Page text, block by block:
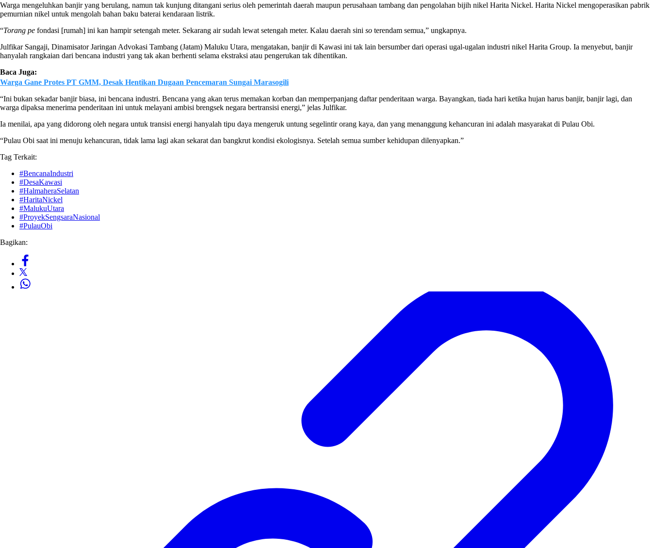
Warga mengeluhkan banjir yang berulang, namun tak kunjung ditangani serius oleh pemerintah daerah maupun perusahaan tambang dan pengolahan bijih nikel Harita Nickel. Harita Nickel mengoperasikan pabrik
pemurnian nikel untuk mengolah bahan baku baterai kendaraan listrik.
“Torang pe fondasi [rumah] ini kan hampir setengah meter. Sekarang air sudah lewat setengah meter. Kalau daerah sini so terendam semua,” ungkapnya.
Julfikar Sangaji, Dinamisator Jaringan Advokasi Tambang (Jatam) Maluku Utara, mengatakan, banjir di Kawasi ini tak lain bersumber dari operasi ugal-ugalan industri nikel Harita Group. Ia menyebut, banjir
hanyalah rangkaian dari bencana industri yang tak akan berhenti selama ekstraksi atau pengerukan tak dihentikan.
Baca Juga:
Warga Gane Protes PT GMM, Desak Hentikan Dugaan Pencemaran Sungai Marasogili
“Ini bukan sekadar banjir biasa, ini bencana industri. Bencana yang akan terus memakan korban dan memperpanjang daftar penderitaan warga. Bayangkan, tiada hari ketika hujan harus banjir, banjir lagi, dan
warga dipaksa menerima penderitaan ini untuk melayani ambisi brengsek negara bertransisi energi,” jelas Julfikar.
Ia menilai, apa yang didorong oleh negara untuk transisi energi hanyalah tipu daya mengeruk untung segelintir orang kaya, dan yang menanggung kehancuran ini adalah masyarakat di Pulau Obi.
“Pulau Obi saat ini menuju kehancuran, tidak lama lagi akan sekarat dan bangkrut kondisi ekologisnya. Setelah semua sumber kehidupan dilenyapkan.”
Tag Terkait:
#BencanaIndustri
#DesaKawasi
#HalmaheraSelatan
#HaritaNickel
#MalukuUtara
#ProyekSengsaraNasional
#PulauObi
Bagikan: